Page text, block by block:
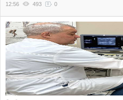
12:56 493 0